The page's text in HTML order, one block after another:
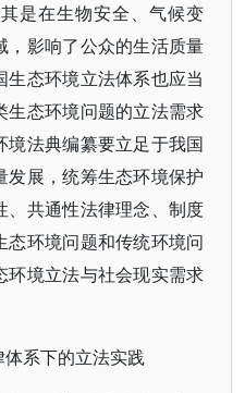
是在生物安全、气候变
，影响了公众的生活质量
态环境立法体系也应当
生态环境问题的立法需求
法典编纂要立足于我国
展，统筹生态环境保护
、共通性法律理念、制度
环境问题和传统环境问
环境立法与社会现实需求
系下的立法实践